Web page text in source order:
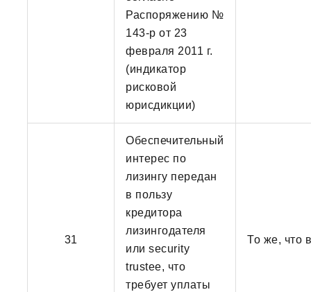
Распоряжению №
143-р от 23
февраля 2011 г.
(индикатор
рисковой
юрисдикции)
31
Обеспечительный
интерес по
лизингу передан
в пользу
кредитора
лизингодателя
или security
trustee, что
требует уплаты
То же, что